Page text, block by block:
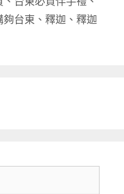
夠台東 、 釋迦 、 釋迦